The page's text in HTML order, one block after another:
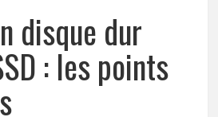
disque dur
: les points